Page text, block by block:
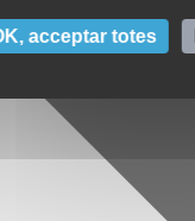
acceptar totes